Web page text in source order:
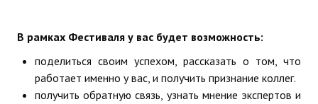
В рамках Фестиваля у вас будет возможность:
поделиться своим успехом, рассказать о том, что
работает именно у вас, и получить признание коллег.
получить обратную связь, узнать мнение экспертов и